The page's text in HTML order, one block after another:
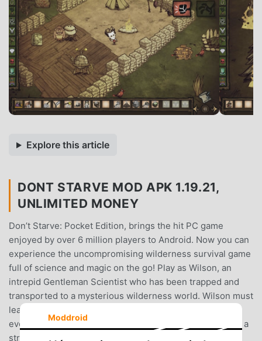
Explore this article
DONT STARVE MOD APK 1.19.21,
UNLIMITED MONEY
Don’t Starve: Pocket Edition, brings the hit PC game
enjoyed by over 6 million players to Android. Now you can
experience the uncompromising wilderness survival game
full of science and magic on the go! Play as Wilson, an
intrepid Gentleman Scientist who has been trapped and
transported to a mysterious wilderness world. Wilson must
learn to exploit his environment and its inhabitants if he
ever hopes to escape and find his way back home. Enter a
strange and unexplored world full of strange creatures,
Moddroid